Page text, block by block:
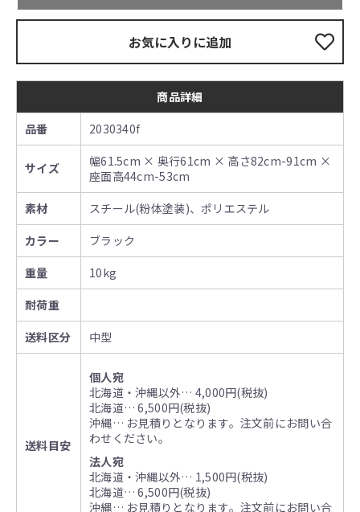
お気に入りに追加
商品詳細
品番
2030340f
サイズ
幅61.5cm × 奥行61cm × 高さ82cm-91cm ×
座面高44cm-53cm
素材
スチール(粉体塗装)、ポリエステル
カラー
ブラック
重量
10kg
耐荷重
送料区分
中型
送料目安
個人宛
北海道・沖縄以外… 4,000円(税抜)
北海道… 6,500円(税抜)
沖縄… お見積りとなります。注文前にお問い合
わせください。
法人宛
北海道・沖縄以外… 1,500円(税抜)
北海道… 6,500円(税抜)
沖縄… お見積りとなります。注文前にお問い合